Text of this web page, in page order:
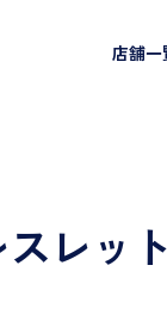
店舗一
スレ